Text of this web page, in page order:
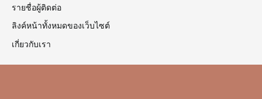
รายชื่อผู้ติดต่อ
ลิงค์หน้าทั้งหมดของเว็บไซต์
เกี่ยวกับเรา